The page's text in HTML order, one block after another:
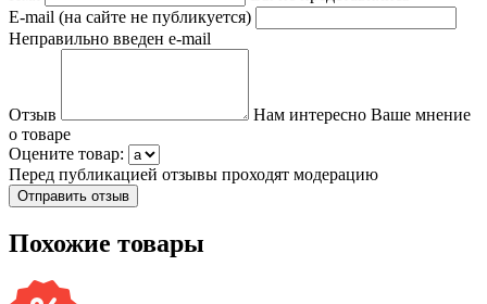
E-mail (на сайте не публикуется)
Неправильно введен e-mail
Отзыв
Нам интересно Ваше мнение
о товаре
Оцените товар:
Перед публикацией отзывы проходят модерацию
Похожие товары